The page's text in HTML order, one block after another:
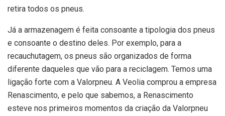
retira todos os pneus.
Já a armazenagem é feita consoante a tipologia dos pneus
e consoante o destino deles. Por exemplo, para a
recauchutagem, os pneus são organizados de forma
diferente daqueles que vão para a reciclagem. Temos uma
ligação forte com a Valorpneu. A Veolia comprou a empresa
Renascimento, e pelo que sabemos, a Renascimento
esteve nos primeiros momentos da criação da Valorpneu